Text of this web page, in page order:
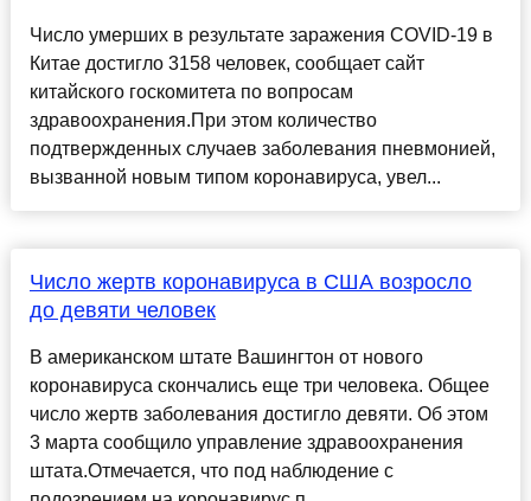
Число умерших в результате заражения COVID-19 в
Китае достигло 3158 человек, сообщает сайт
китайского госкомитета по вопросам
здравоохранения.При этом количество
подтвержденных случаев заболевания пневмонией,
вызванной новым типом коронавируса, увел...
Число жертв коронавируса в США возросло
до девяти человек
В американском штате Вашингтон от нового
коронавируса скончались еще три человека. Общее
число жертв заболевания достигло девяти. Об этом
3 марта сообщило управление здравоохранения
штата.Отмечается, что под наблюдение с